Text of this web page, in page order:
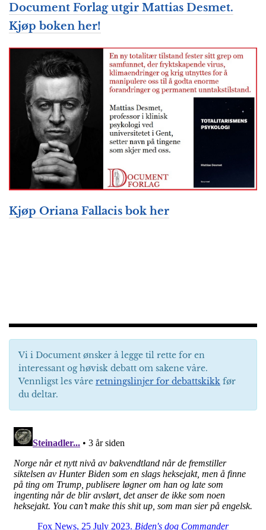
Document Forlag utgir Mattias Desmet.
Kjøp boken her!
Kjøp Oriana Fallacis bok her
Vi i Document ønsker å legge til rette for en
interessant og høvisk debatt om sakene våre.
Vennligst les våre retningslinjer for debattskikk før
du deltar.